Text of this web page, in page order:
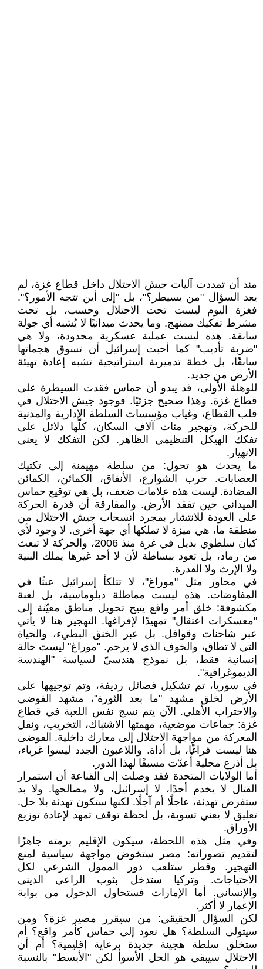
منذ أن تمددت آليات جيش الاحتلال داخل قطاع غزة، لم
يعد السؤال "من يسيطر؟"، بل "إلى أين تتجه الأمور؟".
فغزة اليوم ليست تحت الاحتلال وحسب، بل تحت
مشرط تفكيك ممنهج. وما يحدث ميدانيًا لا يُشبه أي جولة
سابقة. هذه ليست عملية عسكرية محدودة، ولا هي
"ضربة تأديب" كما أحبت إسرائيل أن تسوق هجماتها
سابقًا، بل خطة تدميرية استراتيجية تشبه إعادة تهيئة
الأرض من جديد.
للوهلة الأولى، قد يبدو أن حماس فقدت السيطرة على
قطاع غزة. وهذا صحيح جزئيًا. فوجود جيش الاحتلال في
قلب القطاع، وغياب مؤسسات السلطة الإدارية والمدنية
للحركة، وتهجير مئات آلاف السكان، كلّها دلائل على
تفكك الهيكل التنظيمي الظاهر. لكن التفكك لا يعني
الانهيار.
ما يحدث هو تحول: من سلطة مهيمنة إلى تكتيك
العصابات. حرب الشوارع، الأنفاق، الكمائن، الكمائن
المضادة. ليست هذه علامات ضعف، بل هي توقيع حماس
الميداني حين تفقد الأرض. والمفارقة أن قدرة الحركة
على العودة للانتشار بمجرد انسحاب جيش الاحتلال من
منطقة ما، هي ميزة لا تملكها أي جهة أخرى. لا وجود لأي
كيان سلطوي بديل في غزة منذ 2006، والحركة لا تبعث
من رماد، بل تعود ببساطة لأن لا أحد غيرها يملك البنية
ولا الإرث ولا القدرة.
في محاور مثل "موراغ"، لا تتلكأ إسرائيل عبثًا في
المفاوضات. هذه ليست مماطلة دبلوماسية، بل لعبة
مكشوفة: خلق أمر واقع يتيح تحويل مناطق معيّنة إلى
"معسكرات اعتقال" تمهيدًا لإفراغها. التهجير هنا لا يأتي
عبر شاحنات وقوافل. بل عبر الخنق البطيء، والحياة
التي لا تطاق، والخوف الذي لا يرحم. "موراغ" ليست حالة
إنسانية فقط، بل نموذج هندسيّ لسياسة "الهندسة
الديموغرافية".
في سوريا، تم تشكيل فصائل رديفة، وتم توجيهها على
الأرض لخلق مشهد "ما بعد الثورة"، مشهد الفوضى
والاحتراب الأهلي. الآن يتم نسج نفس اللعبة في قطاع
غزة: جماعات موضعية، مهمتها الاشتباك، التخريب، ونقل
المعركة من مواجهة الاحتلال إلى معارك داخلية. الفوضى
هنا ليست فراغًا، بل أداة. واللاعبون الجدد ليسوا غرباء،
بل أذرع محلية أُعدّت مسبقًا لهذا الدور.
أما الولايات المتحدة فقد وصلت إلى القناعة أن استمرار
القتال لا يخدم أحدًا، لا إسرائيل، ولا مصالحها. ولا بد
ستفرض تهدئة، عاجلًا أم آجلًا. لكنها ستكون تهدئة بلا حل.
تعليق لا يعني تسوية، بل لحظة توقف تمهد لإعادة توزيع
الأوراق.
وفي مثل هذه اللحظة، سيكون الإقليم برمته جاهزًا
لتقديم تصوراته: مصر ستخوض مواجهة سياسية لمنع
التهجير. وقطر ستلعب دور الممول الشرعي لكل
الاحتياجات. وتركيا ستدخل بثوب الراعي الديني
والإنساني. أما الإمارات فستحاول الدخول من بوابة
الإعمار لا أكثر.
لكن السؤال الحقيقي: من سيقرر مصير غزة؟ ومن
سيتولى السلطة؟ هل نعود إلى حماس كأمر واقع؟ أم
ستخلق سلطة هجينة جديدة برعاية إقليمية؟ أم أن
الاحتلال سيبقى هو الحل الأسوأ لكن "الأبسط" بالنسبة